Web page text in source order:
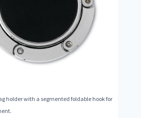
holder with a segmented foldable hook for